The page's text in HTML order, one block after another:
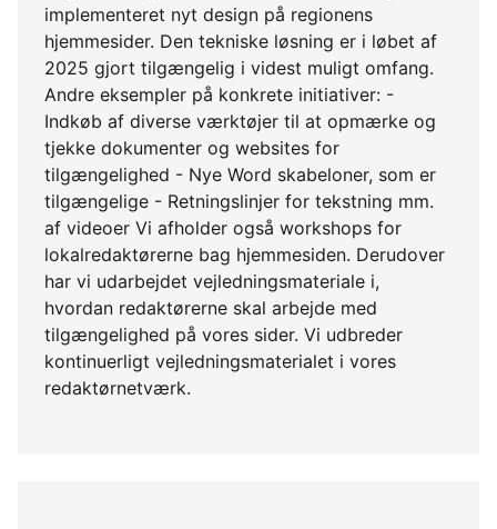
implementeret nyt design på regionens
hjemmesider. Den tekniske løsning er i løbet af
2025 gjort tilgængelig i videst muligt omfang.
Andre eksempler på konkrete initiativer: -
Indkøb af diverse værktøjer til at opmærke og
tjekke dokumenter og websites for
tilgængelighed - Nye Word skabeloner, som er
tilgængelige - Retningslinjer for tekstning mm.
af videoer Vi afholder også workshops for
lokalredaktørerne bag hjemmesiden. Derudover
har vi udarbejdet vejledningsmateriale i,
hvordan redaktørerne skal arbejde med
tilgængelighed på vores sider. Vi udbreder
kontinuerligt vejledningsmaterialet i vores
redaktørnetværk.